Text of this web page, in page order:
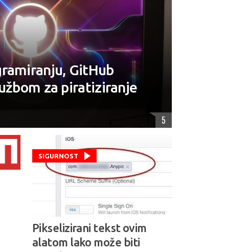
GitHub
za piratiziranje
5
SIGURNOST
Pikselizirani tekst ovim
alatom lako može biti